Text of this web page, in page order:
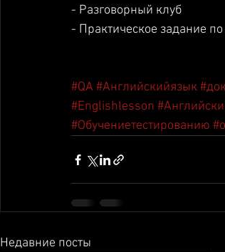
- Разговорный клуб
- Практическое задание
#QA #Английскийязык
#Englishlesson
#Обучениетестированию
Недавние посты